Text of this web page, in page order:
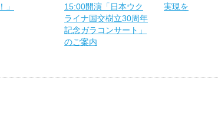
」
15:00開演「日本ウク
ライナ国交樹立30周年
記念ガラコンサート」
のご案内
実現を